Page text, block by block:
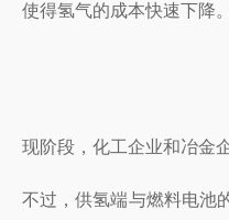
使得氢气的成本快速下降。
现阶段，化工企业和冶金
不过，供氢端与燃料电池